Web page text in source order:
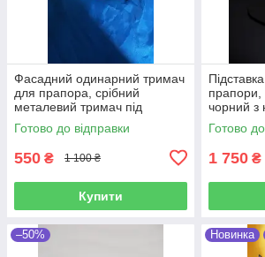
Фасадний одинарний тримач
для прапора, срібний
металевий тримач під
флагшток 18х14х2.8 см
Готово до відправки
550 ₴ 1 100 ₴
Купити
прапори,
чорний з
прапори
Готово
1 750 ₴
–50% Новинка